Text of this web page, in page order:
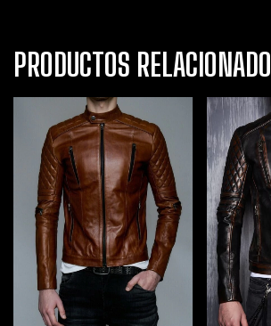
PRODUCTOS